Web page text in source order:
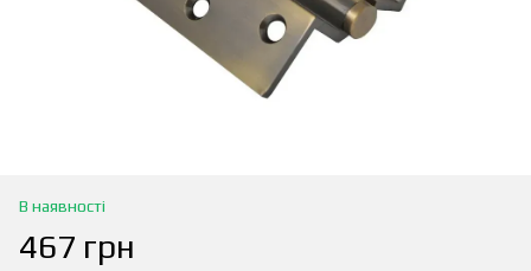
В наявності
467 грн